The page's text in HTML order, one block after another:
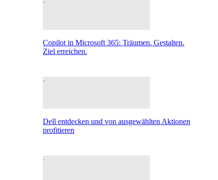
Copilot in Microsoft 365: Träumen. Gestalten.
Ziel erreichen.
Dell entdecken und von ausgewählten Aktionen
profitieren